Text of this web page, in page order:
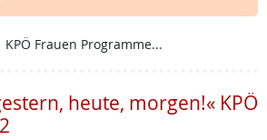
KPÖ Frauen Programme...
heute, morgen!« KPÖ